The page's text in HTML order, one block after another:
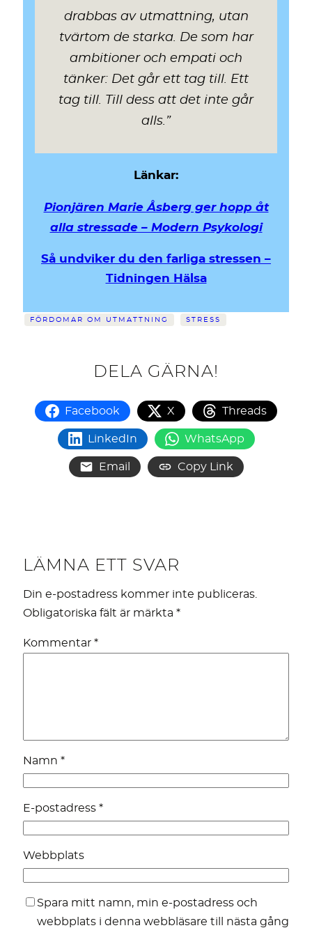
drabbas av utmattning, utan
tvärtom de starka. De som har
ambitioner och empati och
tänker: Det går ett tag till. Ett
tag till. Till dess att det inte går
alls.”
Länkar:
Pionjären Marie Åsberg ger hopp åt
alla stressade – Modern Psykologi
Så undviker du den farliga stressen –
Tidningen Hälsa
FÖRDOMAR OM UTMATTNING STRESS
DELA GÄRNA!
Facebook X Threads
LinkedIn WhatsApp
Email Copy Link
LÄMNA ETT SVAR
Din e-postadress kommer inte publiceras.
Obligatoriska fält är märkta *
Kommentar *
Namn *
E-postadress *
Webbplats
Spara mitt namn, min e-postadress och
webbplats i denna webbläsare till nästa gång